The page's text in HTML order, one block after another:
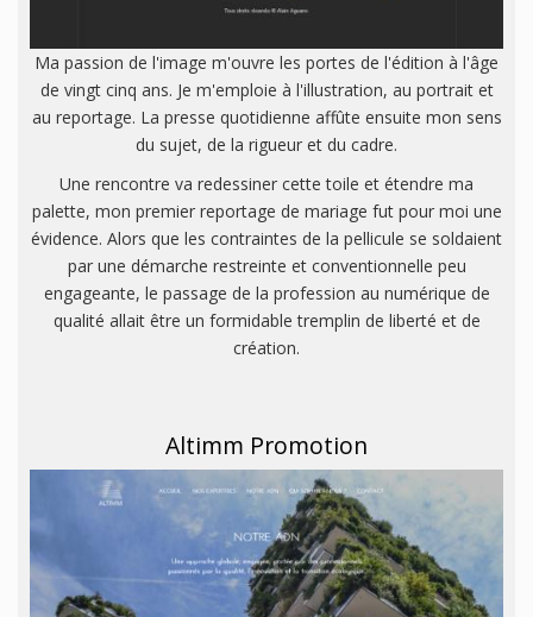
Ma passion de l'image m'ouvre les portes de l'édition à l'âge
de vingt cinq ans. Je m'emploie à l'illustration, au portrait et
au reportage. La presse quotidienne affûte ensuite mon sens
du sujet, de la rigueur et du cadre.
Une rencontre va redessiner cette toile et étendre ma
palette, mon premier reportage de mariage fut pour moi une
évidence. Alors que les contraintes de la pellicule se soldaient
par une démarche restreinte et conventionnelle peu
engageante, le passage de la profession au numérique de
qualité allait être un formidable tremplin de liberté et de
création.
Altimm Promotion